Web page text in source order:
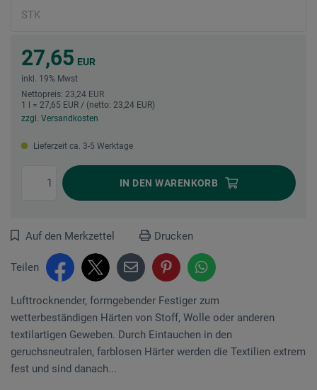
27,65 EUR
inkl. 19% Mwst
Nettopreis: 23,24 EUR
1 l = 27,65 EUR / (netto: 23,24 EUR)
zzgl. Versandkosten
Lieferzeit ca. 3-5 Werktage
IN DEN WARENKORB
Auf den Merkzettel Drucken
Teilen
Lufttrocknender, formgebender Festiger zum
wetterbeständigen Härten von Stoff, Wolle oder anderen
textilartigen Geweben. Durch Eintauchen in den
geruchsneutralen, farblosen Härter werden die Textilien extrem
fest und sind danach...